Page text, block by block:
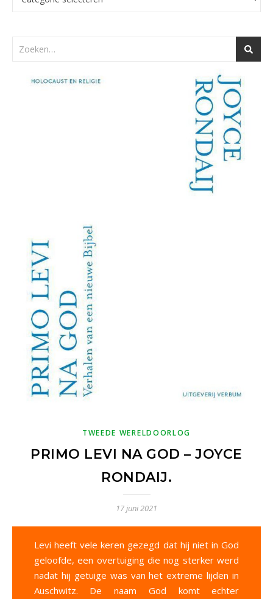
TWEEDE WERELDOORLOG
PRIMO LEVI NA GOD – JOYCE
RONDAIJ.
17 juni 2021
Levi heeft vele keren gezegd dat hij niet in God
geloofde, een overtuiging die nog sterker werd
nadat hij getuige was van het extreme lijden in
Auschwitz. De naam God komt echter